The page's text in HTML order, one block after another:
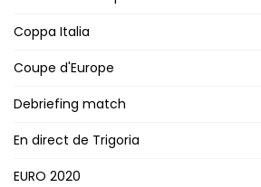
Coppa Italia
Coupe d'Europe
Debriefing match
En direct de Trigoria
EURO 2020